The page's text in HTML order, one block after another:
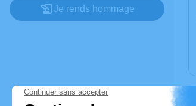
Je rends hommage